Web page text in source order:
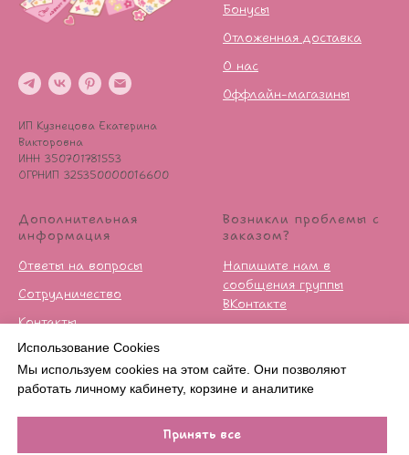
Использование Cookies
Мы используем cookies на этом сайте. Они позволяют
работать личному кабинету, корзине и аналитике
Принять все
ИП Кузнецова Екатерина
Викторовна
ИНН 350701781553
ОГРНИП 325350000016600
Бонусы
Отложенная доставка
О нас
Оффлайн-магазины
Дополнительная
информация
Ответы на вопросы
Сотрудничество
Контакты
Публичная оферта
Политика
конфиденцильности
Возникли проблемы с
заказом?
Напишите нам в
сообщения группы
ВКонтакте